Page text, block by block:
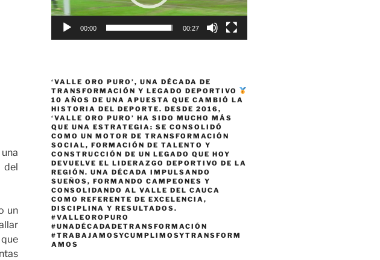
un
00:00 00:27
‘VALLE ORO PURO’, UNA DÉCADA DE
TRANSFORMACIÓN Y LEGADO DEPORTIVO
10 AÑOS DE UNA APUESTA QUE CAMBIÓ LA
HISTORIA DEL DEPORTE. DESDE 2016,
‘VALLE ORO PURO’ HA SIDO MUCHO MÁS
QUE UNA ESTRATEGIA: SE CONSOLIDÓ
COMO UN MOTOR DE TRANSFORMACIÓN
SOCIAL, FORMACIÓN DE TALENTO Y
CONSTRUCCIÓN DE UN LEGADO QUE HOY
DEVUELVE EL LIDERAZGO DEPORTIVO DE LA
REGIÓN. UNA DÉCADA IMPULSANDO
SUEÑOS, FORMANDO CAMPEONES Y
CONSOLIDANDO AL VALLE DEL CAUCA
COMO REFERENTE DE EXCELENCIA,
DISCIPLINA Y RESULTADOS.
#VALLEOROPURO
#UNADÉCADADETRANSFORMACIÓN
#TRABAJAMOSYCUMPLIMOSYTRANSFORM
AMOS